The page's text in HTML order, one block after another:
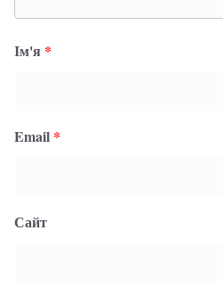
Ім'я *
Email *
Сайт